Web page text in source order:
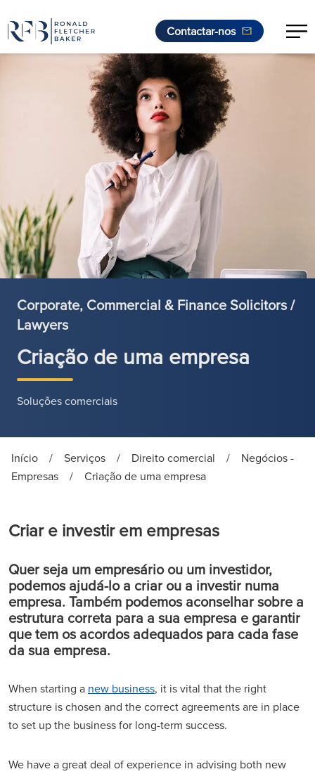
Saltar para o conteúdo
Contactar-nos
Corporate, Commercial & Finance Solicitors /
Lawyers
Criação de uma empresa
Soluções comerciais
Início / Serviços / Direito comercial /
Negócios -
Empresas
/ Criação de uma empresa
Criar e investir em empresas
Quer seja um empresário ou um investidor,
podemos ajudá-lo a criar ou a investir numa
empresa. Também podemos aconselhar sobre a
estrutura correta para a sua empresa e garantir
que tem os acordos adequados para cada fase
da sua empresa.
When starting a new business, it is vital that the right
structure is chosen and the correct agreements are in place
to set up the business for long-term success.
We have a great deal of experience in advising both new